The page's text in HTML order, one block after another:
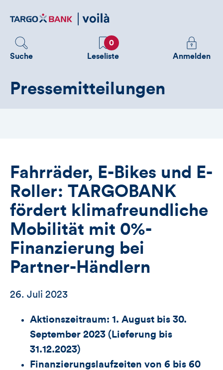
zum
Suche
Favoriten
0
Leseliste
Melden
Sie
Anmelden
Pressemitteilungen
Fahrräder, E-Bikes und E-
Roller: TARGOBANK
fördert klimafreundliche
Mobilität mit 0%-
Finanzierung bei
Partner-Händlern
26. Juli 2023
Aktionszeitraum: 1. August bis 30.
September 2023 (Lieferung bis
31.12.2023)
Finanzierungslaufzeiten von 6 bis 60